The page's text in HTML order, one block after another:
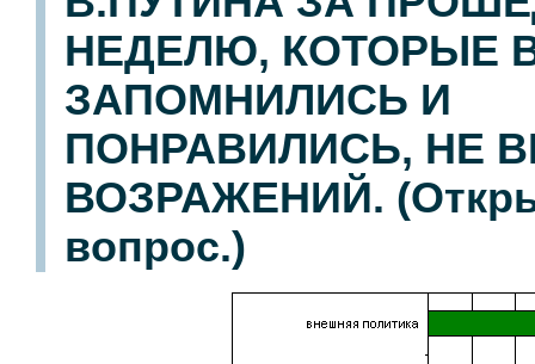
НЕДЕЛЮ, КОТОРЫЕ
ЗАПОМНИЛИСЬ И
ПОНРАВИЛИСЬ, НЕ
ВОЗРАЖЕНИЙ.
вопрос.)